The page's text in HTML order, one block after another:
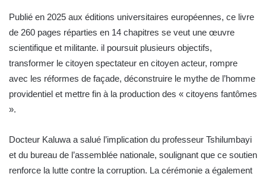
Publié en 2025 aux éditions universitaires européennes, ce livre
de 260 pages réparties en 14 chapitres se veut une œuvre
scientifique et militante. il poursuit plusieurs objectifs,
transformer le citoyen spectateur en citoyen acteur, rompre
avec les réformes de façade, déconstruire le mythe de l’homme
providentiel et mettre fin à la production des « citoyens fantômes
».
Docteur Kaluwa a salué l’implication du professeur Tshilumbayi
et du bureau de l’assemblée nationale, soulignant que ce soutien
renforce la lutte contre la corruption. La cérémonie a également